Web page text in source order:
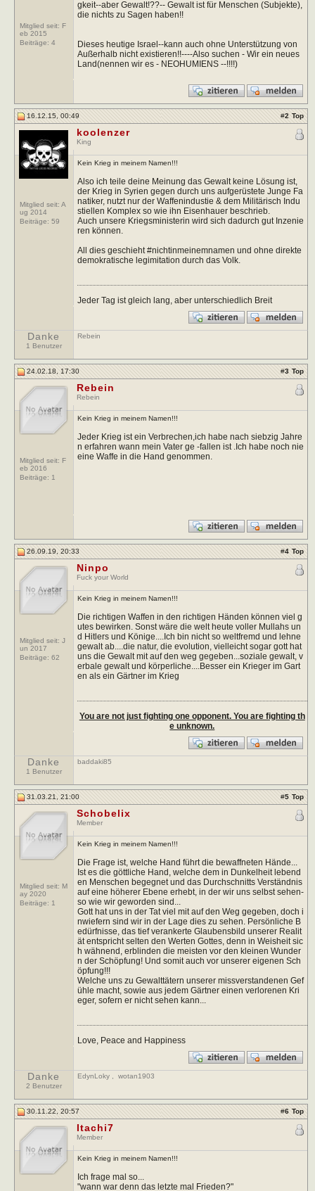
Mitglied seit: F
eb 2015
Beiträge: 4
gkeit--aber Gewalt!??-- Gewalt ist für Menschen (Subjekte),
die nichts zu Sagen haben!!
Dieses heutige Israel--kann auch ohne Unterstützung von
Außerhalb nicht existieren!!----Also suchen - Wir ein neues
Land(nennen wir es - NEOHUMIENS --!!!!)
16.12.15, 00:49 #2 Top
Mitglied seit: A
ug 2014
Beiträge: 59
koolenzer
King
Kein Krieg in meinem Namen!!!
Also ich teile deine Meinung das Gewalt keine Lösung ist,
der Krieg in Syrien gegen durch uns aufgerüstete Junge Fa
natiker, nutzt nur der Waffenindustie & dem Militärisch Indu
stiellen Komplex so wie ihn Eisenhauer beschrieb.
Auch unsere Kriegsministerin wird sich dadurch gut Inzenie
ren können.
All dies geschieht #nichtinmeinemnamen und ohne direkte
demokratische legimitation durch das Volk.
Jeder Tag ist gleich lang, aber unterschiedlich Breit
Danke
1 Benutzer
Rebein
24.02.18, 17:30 #3 Top
Mitglied seit: F
eb 2016
Beiträge: 1
Rebein
Rebein
Kein Krieg in meinem Namen!!!
Jeder Krieg ist ein Verbrechen,ich habe nach siebzig Jahre
n erfahren wann mein Vater ge -fallen ist .Ich habe noch nie
eine Waffe in die Hand genommen.
26.09.19, 20:33 #4 Top
Mitglied seit: J
un 2017
Beiträge: 62
Ninpo
Fuck your World
Kein Krieg in meinem Namen!!!
Die richtigen Waffen in den richtigen Händen können viel g
utes bewirken. Sonst wäre die welt heute voller Mullahs un
d Hitlers und Könige....Ich bin nicht so weltfremd und lehne
gewalt ab....die natur, die evolution, vielleicht sogar gott hat
uns die Gewalt mit auf den weg gegeben...soziale gewalt, v
erbale gewalt und körperliche....Besser ein Krieger im Gart
en als ein Gärtner im Krieg
You are not just fighting one opponent. You are fighting th
e unknown.
Danke
1 Benutzer
baddaki85
31.03.21, 21:00 #5 Top
Mitglied seit: M
ay 2020
Beiträge: 1
Schobelix
Member
Kein Krieg in meinem Namen!!!
Die Frage ist, welche Hand führt die bewaffneten Hände...
Ist es die göttliche Hand, welche dem in Dunkelheit lebend
en Menschen begegnet und das Durchschnitts Verständnis
auf eine höherer Ebene erhebt, in der wir uns selbst sehen-
so wie wir geworden sind...
Gott hat uns in der Tat viel mit auf den Weg gegeben, doch i
nwiefern sind wir in der Lage dies zu sehen. Persönliche B
edürfnisse, das tief verankerte Glaubensbild unserer Realit
ät entspricht selten den Werten Gottes, denn in Weisheit sic
h wähnend, erblinden die meisten vor den kleinen Wunder
n der Schöpfung! Und somit auch vor unserer eigenen Sch
öpfung!!!
Welche uns zu Gewalttätern unserer missverstandenen Gef
ühle macht, sowie aus jedem Gärtner einen verlorenen Kri
eger, sofern er nicht sehen kann...
Love, Peace and Happiness
Danke
2 Benutzer
EdynLoky wotan1903
30.11.22, 20:57 #6 Top
Itachi7
Member
Kein Krieg in meinem Namen!!!
Ich frage mal so...
"wann war denn das letzte mal Frieden?"